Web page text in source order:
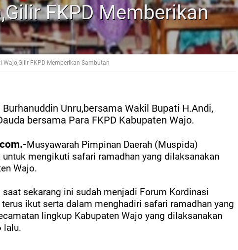
FKPD Memberikan
Wajo,Gilir FKPD Memberikan Sambutan
Unru,bersama Wakil Bupati H.Andi,
bersama Para FKPD Kabupaten Wajo.
Musyawarah Pimpinan Daerah (Muspida)
untuk mengikuti safari ramadhan yang dilaksanakan
Wajo.
sekarang ini sudah menjadi Forum Kordinasi
terus ikut serta dalam menghadiri safari ramadhan yang
lingkup Kabupaten Wajo yang dilaksanakan
lalu.